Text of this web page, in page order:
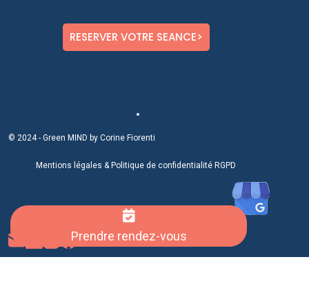
RESERVER VOTRE SEANCE>
© 2024 - Green MIND by Corine Fiorenti
Mentions légales & Politique de confidentialité RGPD
Prendre rendez-vous